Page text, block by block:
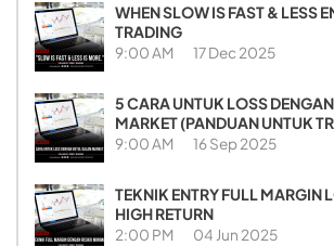
WHEN SLOW IS FAST & LESS
TRADING
9:00 AM 17 Dec 2025
5 CARA UNTUK LOSS
MARKET (PANDUAN UNTUK
9:00 AM 16 Sep 2025
TEKNIK ENTRY FULL MARGIN
HIGH RETURN
2:00 PM 04 Jun 2025